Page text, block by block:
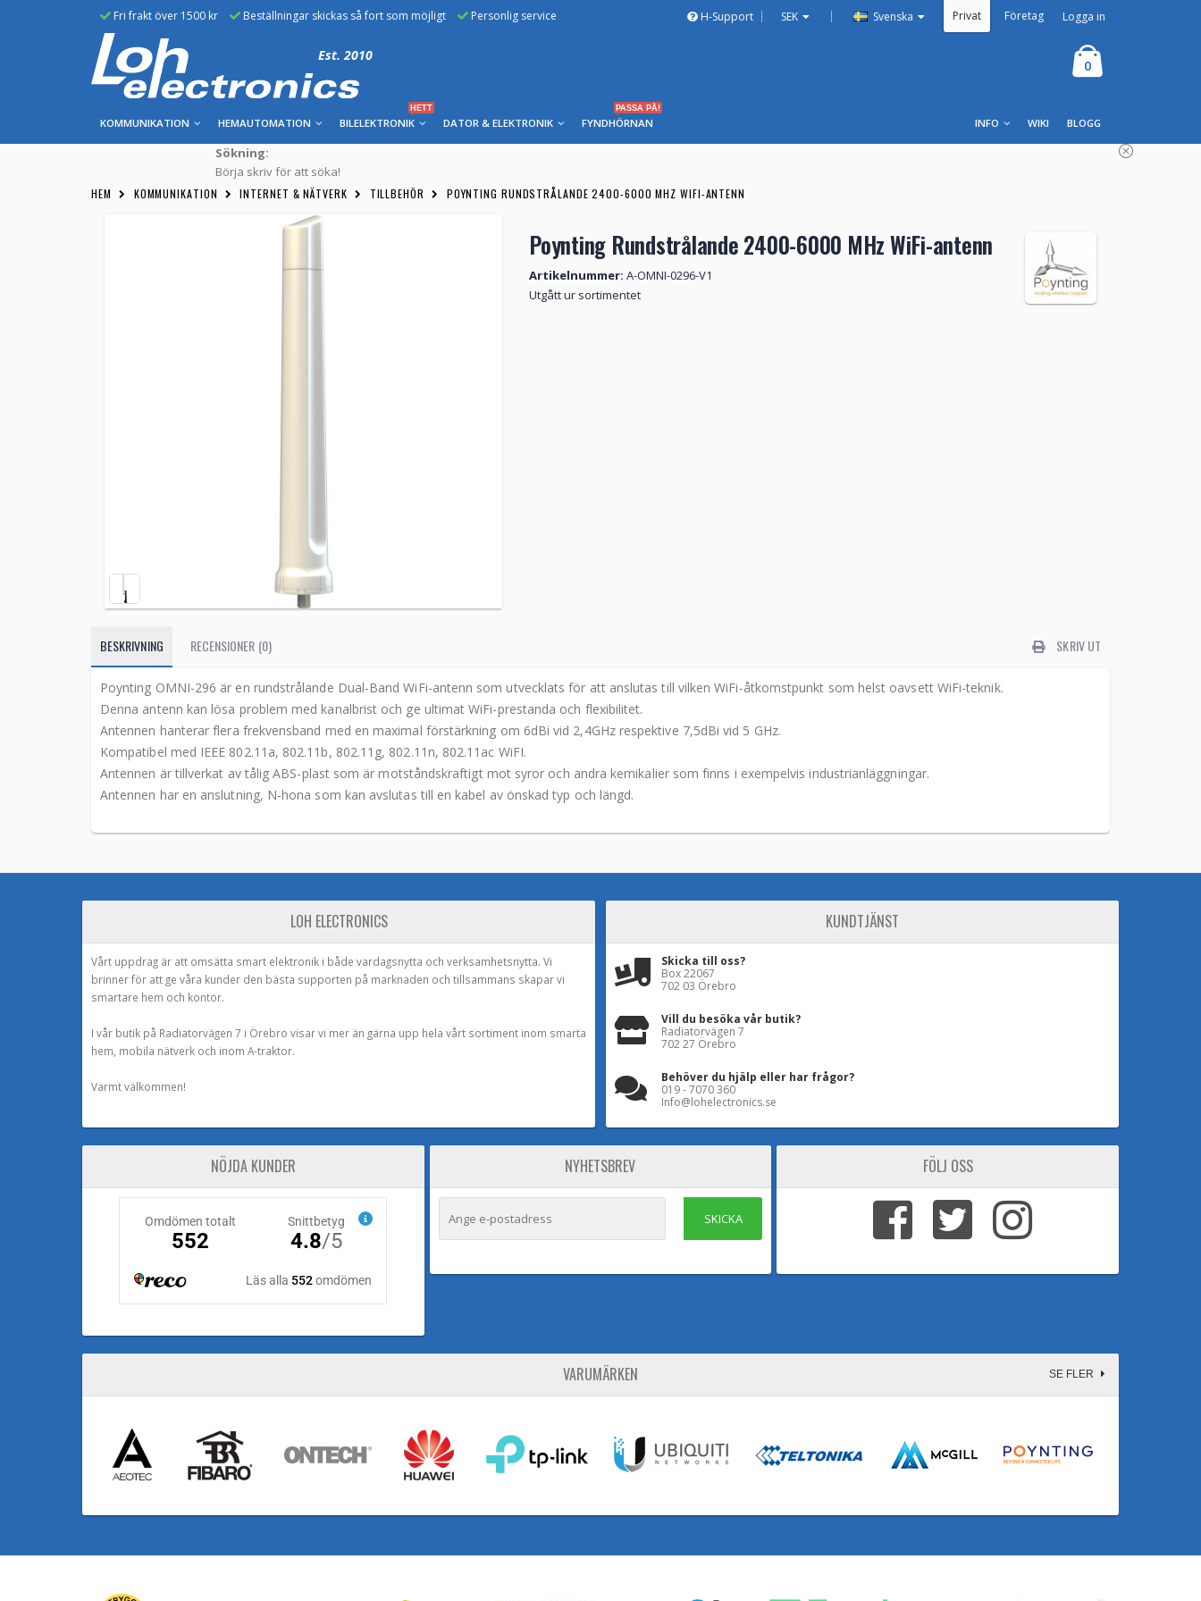
Fri frakt över 1500 kr Beställningar skickas så fort som möjligt Personlig service H-Support SEK | Svenska Privat Företag Logga in
Est. 2010
0
KOMMUNIKATION HEMAUTOMATION BILELEKTRONIK
HETT
DATOR & ELEKTRONIK FYNDHÖRNAN
PASSA PÅ!
BLOGG
WIKI
INFO
Sökning:
Börja skriv för att söka!
HEM KOMMUNIKATION INTERNET & NÄTVERK TILLBEHÖR POYNTING RUNDSTRÅLANDE 2400-6000 MHZ WIFI-ANTENN
Poynting Rundstrålande 2400-6000 MHz WiFi-antenn
Artikelnummer: A-OMNI-0296-V1
Utgått ur sortimentet
BESKRIVNING RECENSIONER (0) SKRIV UT
Poynting OMNI-296 är en rundstrålande Dual-Band WiFi-antenn som utvecklats för att anslutas till vilken WiFi-åtkomstpunkt som helst oavsett WiFi-teknik.
Denna antenn kan lösa problem med kanalbrist och ge ultimat WiFi-prestanda och flexibilitet.
Antennen hanterar flera frekvensband med en maximal förstärkning om 6dBi vid 2,4GHz respektive 7,5dBi vid 5 GHz.
Kompatibel med IEEE 802.11a, 802.11b, 802.11g, 802.11n, 802.11ac WiFI.
Antennen är tillverkat av tålig ABS-plast som är motståndskraftigt mot syror och andra kemikalier som finns i exempelvis industrianläggningar.
Antennen har en anslutning, N-hona som kan avslutas till en kabel av önskad typ och längd.
LOH ELECTRONICS
Vårt uppdrag är att omsätta smart elektronik i både vardagsnytta och verksamhetsnytta. Vi
brinner för att ge våra kunder den bästa supporten på marknaden och tillsammans skapar vi
smartare hem och kontor.
I vår butik på Radiatorvägen 7 i Örebro visar vi mer än gärna upp hela vårt sortiment inom smarta
hem, mobila nätverk och inom A-traktor.
Varmt välkommen!
KUNDTJÄNST
Skicka till oss?
Box 22067
702 03 Örebro
Vill du besöka vår butik?
Radiatorvägen 7
702 27 Örebro
Behöver du hjälp eller har frågor?
019 - 7070 360
Info@lohelectronics.se
NÖJDA KUNDER NYHETSBREV
SKICKA
FÖLJ OSS
VARUMÄRKEN SE FLER